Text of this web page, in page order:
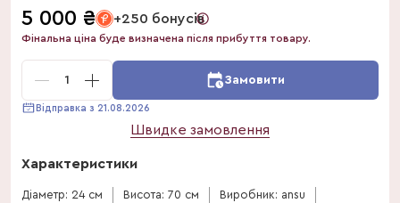
5 000 ₴ +250 бонусів
Фінальна ціна буде визначена після прибуття товару.
1 Замовити
Відправка з 21.08.2026
Швидке замовлення
Характеристики
Діаметр: 24 см Висота: 70 см
Виробник: ansu